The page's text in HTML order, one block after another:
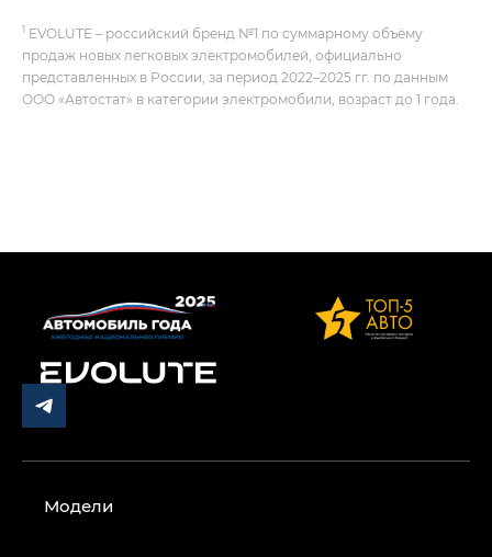
1 EVOLUTE – российский бренд №1 по суммарному объёму
продаж новых легковых электромобилей, официально
представленных в России, за период 2022–2025 гг. по данным
ООО «Автостат» в категории электромобили, возраст до 1 года.
Модели